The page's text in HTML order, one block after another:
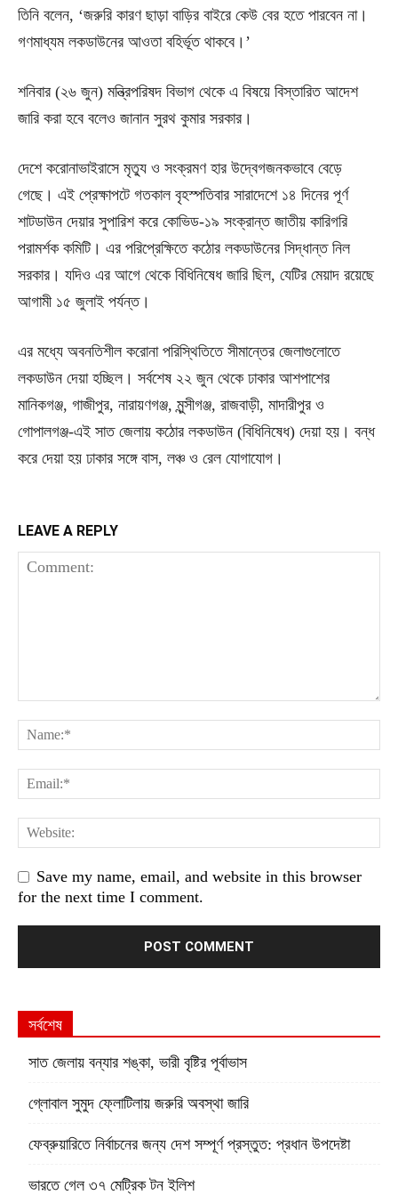
তিনি বলেন, ‘জরুরি কারণ ছাড়া বাড়ির বাইরে কেউ বের হতে পারবেন না।
গণমাধ্যম লকডাউনের আওতা বহির্ভূত থাকবে।’
শনিবার (২৬ জুন) মন্ত্রিপরিষদ বিভাগ থেকে এ বিষয়ে বিস্তারিত আদেশ
জারি করা হবে বলেও জানান সুরথ কুমার সরকার।
দেশে করোনাভাইরাসে মৃত্যু ও সংক্রমণ হার উদ্বেগজনকভাবে বেড়ে
গেছে। এই প্রেক্ষাপটে গতকাল বৃহস্পতিবার সারাদেশে ১৪ দিনের পূর্ণ
শাটডাউন দেয়ার সুপারিশ করে কোভিড-১৯ সংক্রান্ত জাতীয় কারিগরি
পরামর্শক কমিটি। এর পরিপ্রেক্ষিতে কঠোর লকডাউনের সিদ্ধান্ত নিল
সরকার। যদিও এর আগে থেকে বিধিনিষেধ জারি ছিল, যেটির মেয়াদ রয়েছে
আগামী ১৫ জুলাই পর্যন্ত।
এর মধ্যে অবনতিশীল করোনা পরিস্থিতিতে সীমান্তের জেলাগুলোতে
লকডাউন দেয়া হচ্ছিল। সর্বশেষ ২২ জুন থেকে ঢাকার আশপাশের
মানিকগঞ্জ, গাজীপুর, নারায়ণগঞ্জ, মুন্সীগঞ্জ, রাজবাড়ী, মাদারীপুর ও
গোপালগঞ্জ-এই সাত জেলায় কঠোর লকডাউন (বিধিনিষেধ) দেয়া হয়। বন্ধ
করে দেয়া হয় ঢাকার সঙ্গে বাস, লঞ্চ ও রেল যোগাযোগ।
LEAVE A REPLY
Save my name, email, and website in this browser
for the next time I comment.
সর্বশেষ
সাত জেলায় বন্যার শঙ্কা, ভারী বৃষ্টির পূর্বাভাস
গ্লোবাল সুমুদ ফ্লোটিলায় জরুরি অবস্থা জারি
ফেব্রুয়ারিতে নির্বাচনের জন্য দেশ সম্পূর্ণ প্রস্তুত: প্রধান উপদেষ্টা
ভারতে গেল ৩৭ মেট্রিক টন ইলিশ